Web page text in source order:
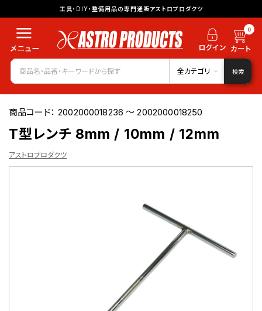
工具・DIY・整備用品の専門通販アストロプロダクツ
0
全カテゴリ 検索
商品コード：2002000018236 ～ 2002000018250
T型レンチ 8mm / 10mm / 12mm
アストロプロダクツ